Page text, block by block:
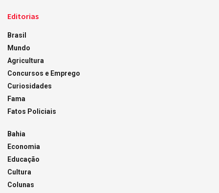
Editorias
Brasil
Mundo
Agricultura
Concursos e Emprego
Curiosidades
Fama
Fatos Policiais
Bahia
Economia
Educação
Cultura
Colunas